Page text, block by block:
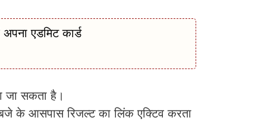
एडमिट कार्ड
जा सकता है।
के आसपास रिजल्ट का लिंक एक्टिव करता